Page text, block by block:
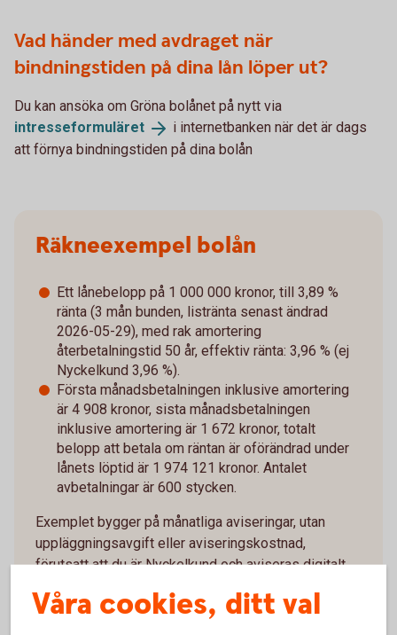
Vad händer med avdraget när
bindningstiden på dina lån löper ut?
Du kan ansöka om Gröna bolånet på nytt via
intresseformuläret
i internetbanken när det är dags
att förnya bindningstiden på dina bolån
Räkneexempel bolån
Ett lånebelopp på 1 000 000 kronor, till 3,89 %
ränta (3 mån bunden, listränta senast ändrad
2026-05-29), med rak amortering
återbetalningstid 50 år, effektiv ränta: 3,96 % (ej
Nyckelkund 3,96 %).
Första månadsbetalningen inklusive amortering
är 4 908 kronor, sista månadsbetalningen
inklusive amortering är 1 672 kronor, totalt
belopp att betala om räntan är oförändrad under
lånets löptid är 1 974 121 kronor. Antalet
avbetalningar är 600 stycken.
Exemplet bygger på månatliga aviseringar, utan
uppläggningsavgift eller aviseringskostnad,
förutsatt att du är Nyckelkund och aviseras digitalt.
650 kronor. Vid postala avier tillkommer en kostnad
Våra cookies, ditt val